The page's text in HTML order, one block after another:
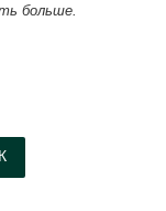
больше.